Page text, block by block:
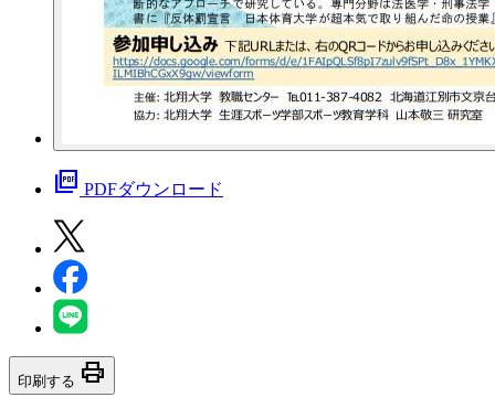
picture_as_pdf PDFダウンロード
印刷する print